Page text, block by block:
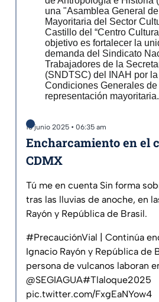
una "Asamblea General
Mayoritaria del Sector
Castillo del “Centro
objetivo es fortalecer la
demanda del Sindicato
Trabajadores de la
(SNDTSC) del INAH por
Condiciones Generales de
representación mayoritaria.
13 junio 2025 • 06:35 am
Encharcamiento en el
CDMX
Tú me en cuenta Sin forma
tras las lluvias de anoche, en
Rayón y República de Brasil.
#PrecauciónVial | Continúa
Ignacio Rayón y República de
persona de vulcanos laboran
@SEGIAGUA#Tlaloque2025
pic.twitter.com/FxgEaNYow4